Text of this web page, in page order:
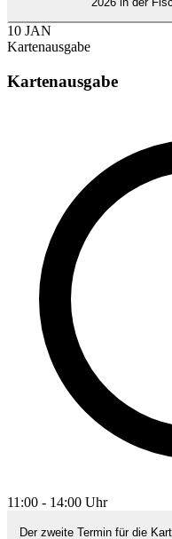
10 JAN
Kartenausgabe
Kartenausgabe
11:00 - 14:00 Uhr
Der zweite Termin für die